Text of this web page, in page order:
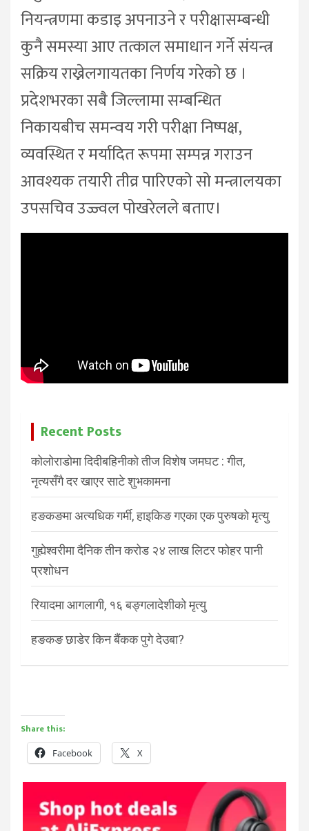
नियन्त्रणमा कडाइ अपनाउने र परीक्षासम्बन्धी
कुनै समस्या आए तत्काल समाधान गर्ने संयन्त्र
सक्रिय राख्नेलगायतका निर्णय गरेको छ ।
प्रदेशभरका सबै जिल्लामा सम्बन्धित
निकायबीच समन्वय गरी परीक्षा निष्पक्ष,
व्यवस्थित र मर्यादित रूपमा सम्पन्न गराउन
आवश्यक तयारी तीव्र पारिएको सो मन्त्रालयका
उपसचिव उज्ज्वल पोखरेलले बताए।
Recent Posts
कोलोराडोमा दिदीबहिनीको तीज विशेष जमघट : गीत,
नृत्यसँगै दर खाएर साटे शुभकामना
हङकङमा अत्यधिक गर्मी, हाइकिङ गएका एक पुरुषको मृत्यु
गुह्येश्वरीमा दैनिक तीन करोड २४ लाख लिटर फोहर पानी
प्रशोधन
रियादमा आगलागी, १६ बङ्गलादेशीको मृत्यु
हङकङ छाडेर किन बैंकक पुगे देउबा?
Share this:
Facebook X